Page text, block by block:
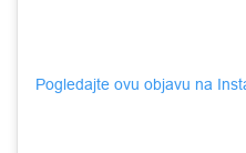
Pogledajte ovu objavu na